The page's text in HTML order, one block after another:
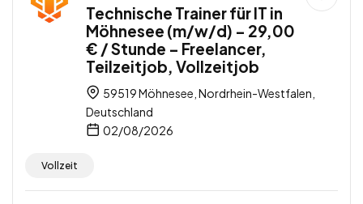
Technische Trainer für IT in
Möhnesee (m/w/d) – 29,00
€ / Stunde – Freelancer,
Teilzeitjob, Vollzeitjob
59519 Möhnesee, Nordrhein-Westfalen,
Deutschland
02/08/2026
Vollzeit